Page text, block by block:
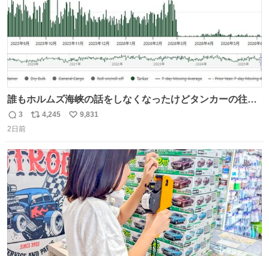
誰もホルムズ海峡の話をしなくなったけどタンカーの往来
は消滅したままですねと
返
信
3
リ
ト
数
4,245
い
数
9,831
2日前